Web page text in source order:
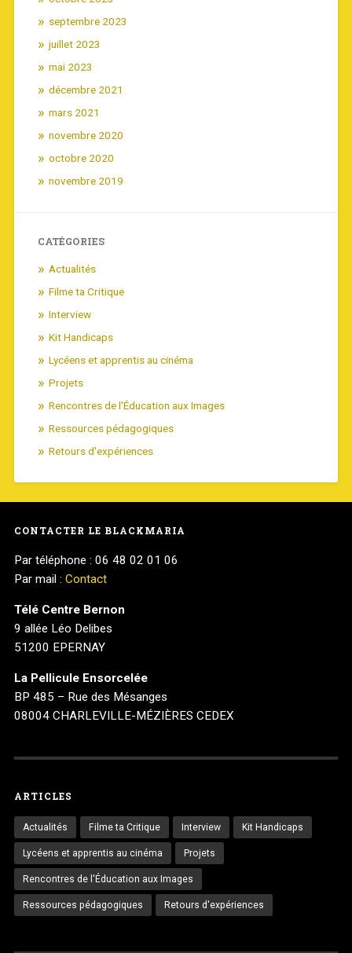
septembre 2023
juillet 2023
mai 2023
décembre 2021
mars 2021
novembre 2020
octobre 2020
novembre 2019
CATÉGORIES
Actualités
Filme ta Critique
Interview
Kit Handicaps
Lycéens et apprentis au cinéma
Projets
Rencontres de l'Éducation aux Images
Ressources pédagogiques
Retours d'expériences
CONTACTER LE BLACKMARIA
Par téléphone : 06 48 02 01 06
Par mail : Contact
Télé Centre Bernon
9 allée Léo Delibes
51200 EPERNAY
La Pellicule Ensorcelée
BP 485 – Rue des Mésanges
08004 CHARLEVILLE-MÉZIÈRES CEDEX
ARTICLES
Actualités Filme ta Critique Interview Kit Handicaps
Lycéens et apprentis au cinéma Projets
Rencontres de l'Éducation aux Images
Ressources pédagogiques Retours d'expériences